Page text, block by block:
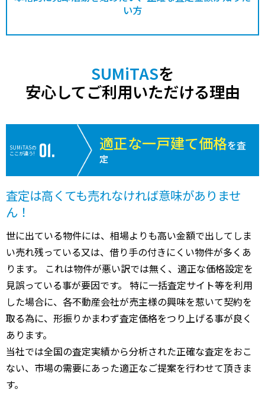
い方
SUMiTASを
安心してご利用いただける理由
SUMiTASの
ここが違う!
適正な一戸建て価格を査
定
査定は高くても売れなければ意味がありませ
ん！
世に出ている物件には、相場よりも高い金額で出してしま
い売れ残っている又は、借り手の付きにくい物件が多くあ
ります。 これは物件が悪い訳では無く、適正な価格設定を
見誤っている事が要因です。 特に一括査定サイト等を利用
した場合に、各不動産会社が売主様の興味を惹いて契約を
取る為に、形振りかまわず査定価格をつり上げる事が良く
あります。
当社では全国の査定実績から分析された正確な査定をおこ
ない、市場の需要にあった適正なご提案を行わせて頂きま
す。